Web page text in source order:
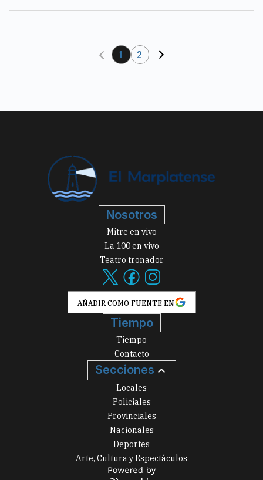
1 2
Nosotros
Mitre en vivo
La 100 en vivo
Teatro tronador
AÑADIR COMO FUENTE EN
Tiempo
Tiempo
Contacto
Secciones
Locales
Policiales
Provinciales
Nacionales
Deportes
Arte, Cultura y Espectáculos